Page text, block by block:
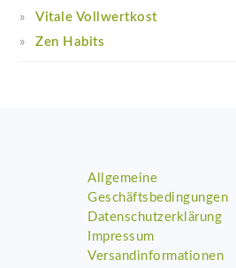
Vitale Vollwertkost
Zen Habits
Allgemeine
Geschäftsbedingungen
Datenschutzerklärung
Impressum
Versandinformationen